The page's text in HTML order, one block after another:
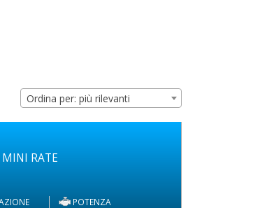
Ordina per: più rilevanti
MINI RATE
POTENZA